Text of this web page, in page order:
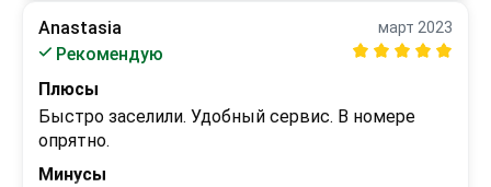
Какая-то из соседок цокала на каждый шорох
это просто издевательство:(
Обувь некуда ставить - и все стоит в комнате:(
Все скрипит, беруш не дают. А я свои потеряла.
Шумно
Anastasia
Рекомендую
март 2023
Плюсы
Быстро заселили. Удобный сервис. В номере
опрятно.
Минусы